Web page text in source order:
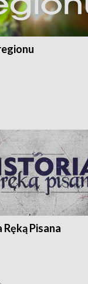
Pisana